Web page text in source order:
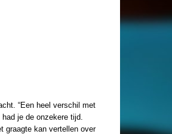
“Een heel verschil met
je de onzekere tijd.
graagte kan vertellen over